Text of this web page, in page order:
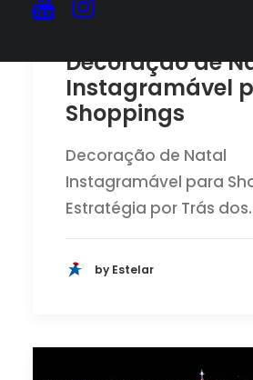
Decoração de
Instagramável
Shoppings
Decoração de Natal
Instagramável para
Estratégia por Trás
by Estelar